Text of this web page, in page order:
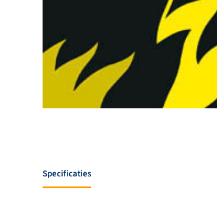
Specificaties